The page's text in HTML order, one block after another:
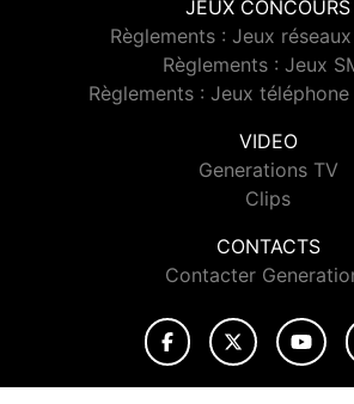
JEUX CONCOURS
Règlements : Jeux
Règlements : Jeux
Règlements : Jeux
VIDEO
Generations TV
Clips
CONTACTS
Contacter